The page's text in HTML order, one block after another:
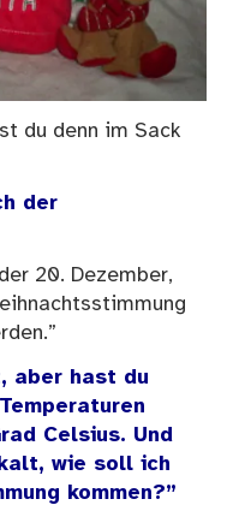
du denn im Sack
der
20. Dezember,
aber hast du
Celsius. Und
wie soll ich
kommen?”